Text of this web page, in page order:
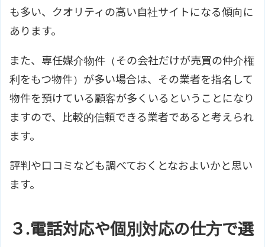
も多い、クオリティの高い自社サイトになる傾向に
あります。
また、専任媒介物件（その会社だけが売買の仲介権
利をもつ物件）が多い場合は、その業者を指名して
物件を預けている顧客が多くいるということになり
ますので、比較的信頼できる業者であると考えられ
ます。
評判や口コミなども調べておくとなおよいかと思い
ます。
３.電話対応や個別対応の仕方で選